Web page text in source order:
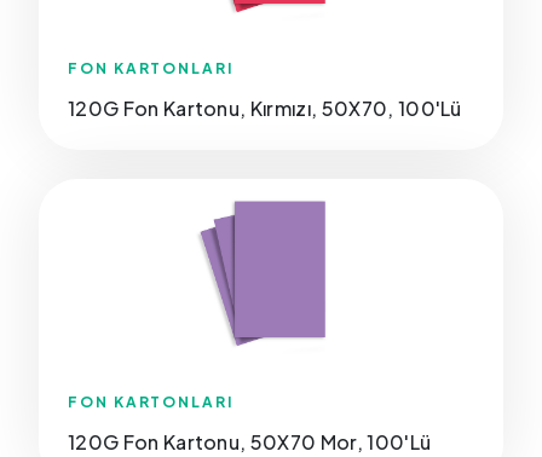
FON KARTONLARI
120G Fon Kartonu, Kırmızı, 50X70, 100'Lü
FON KARTONLARI
120G Fon Kartonu, 50X70 Mor, 100'Lü